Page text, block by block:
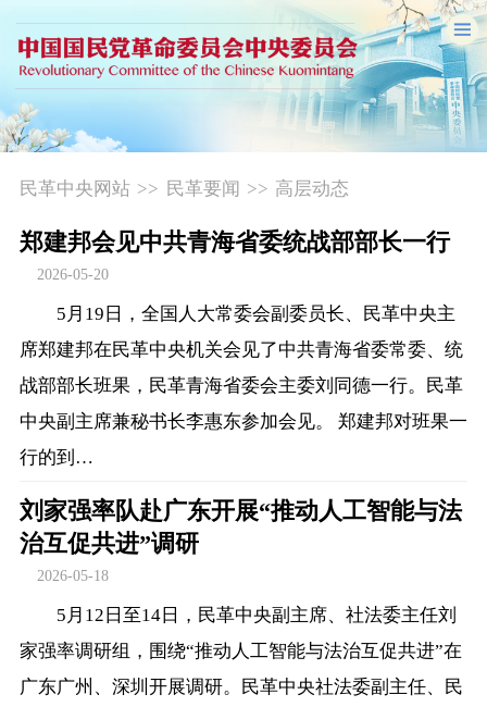
民革中央网站 >> 民革要闻 >> 高层动态
郑建邦会见中共青海省委统战部部长一行
2026-05-20
5月19日，全国人大常委会副委员长、民革中央主
席郑建邦在民革中央机关会见了中共青海省委常委、统
战部部长班果，民革青海省委会主委刘同德一行。民革
中央副主席兼秘书长李惠东参加会见。 郑建邦对班果一
行的到…
刘家强率队赴广东开展“推动人工智能与法
治互促共进”调研
2026-05-18
5月12日至14日，民革中央副主席、社法委主任刘
家强率调研组，围绕“推动人工智能与法治互促共进”在
广东广州、深圳开展调研。民革中央社法委副主任、民